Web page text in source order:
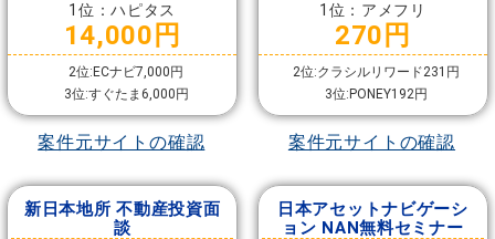
1位：ハピタス
14,000円
2位:ECナビ7,000円
3位:すぐたま6,000円
案件元サイトの確認
1位：アメフリ
270円
2位:クラシルリワード231円
3位:PONEY192円
案件元サイトの確認
新日本地所 不動産投資面
談
日本アセットナビゲーシ
ョン NAN無料セミナー